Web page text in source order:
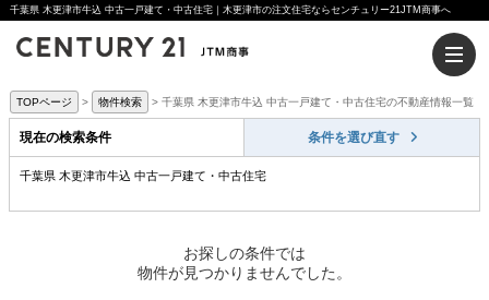
千葉県 木更津市牛込 中古一戸建て・中古住宅｜木更津市の注文住宅ならセンチュリー21JTM商事へ
TOPページ 物件検索 千葉県 木更津市牛込 中古一戸建て・中古住宅の不動産情報一覧
現在の検索条件 条件を選び直す
千葉県 木更津市牛込 中古一戸建て・中古住宅
お探しの条件では
物件が見つかりませんでした。